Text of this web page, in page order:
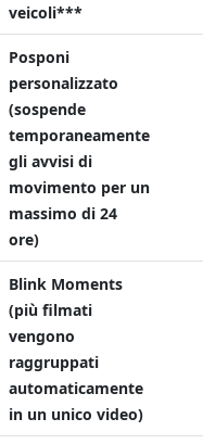
veicoli***
Posponi
personalizzato
(sospende
temporaneamente
gli avvisi di
movimento per un
massimo di 24
ore)
Blink Moments
(più filmati
vengono
raggruppati
automaticamente
in un unico video)